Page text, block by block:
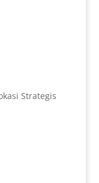
Strategis